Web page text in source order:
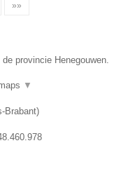
»»
provincie Henegouwen.
▼
Brabant)